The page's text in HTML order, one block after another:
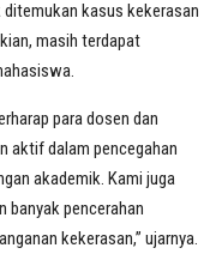
kasus kekerasan
masih terdapat
para dosen dan
aktif dalam pencegahan
akademik. Kami juga
banyak pencerahan
kekerasan,” ujarnya.